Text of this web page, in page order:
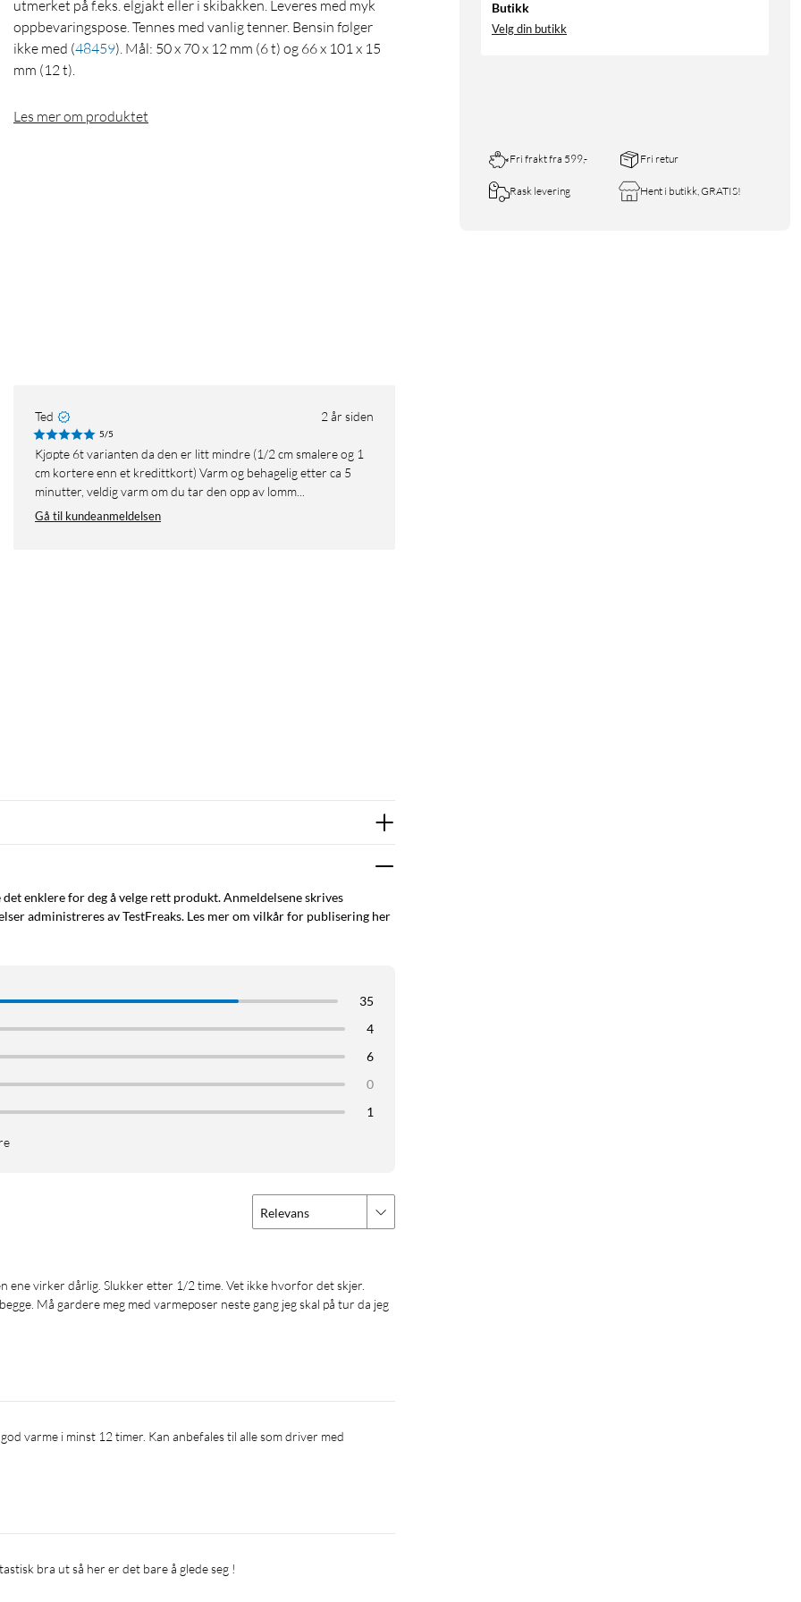
Butikk
Velg din butikk
Fri frakt fra 599,- Fri retur
Rask levering Hent i butikk, GRATIS!
utmerket på f.eks. elgjakt eller i skibakken. Leveres med myk
oppbevaringspose. Tennes med vanlig tenner. Bensin følger
ikke med (48459). Mål: 50 x 70 x 12 mm (6 t) og 66 x 101 x 15
mm (12 t).
Les mer om produktet
Ted 2 år siden
5/5
Kjøpte 6t varianten da den er litt mindre (1/2 cm smalere og 1
cm kortere enn et kredittkort) Varm og behagelig etter ca 5
minutter, veldig varm om du tar den opp av lomm...
Gå til kundeanmeldelsen
enklere for deg å velge rett produkt. Anmeldelsene skrives
administreres av TestFreaks. Les mer om vilkår for publisering her
35
4
6
0
1
Relevans
Må gardere meg med varmeposer neste gang jeg skal på tur da jeg
bra ut så her er det bare å glede seg !